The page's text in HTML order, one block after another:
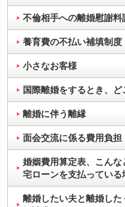
不倫相手への離婚慰謝
養育費の不払い補填制度
小さなお客様
国際離婚をするとき、
離婚に伴う離縁
面会交流に係る費用負担
婚姻費用算定表、こん
宅ローンを支払っている
離婚したい夫と離婚し